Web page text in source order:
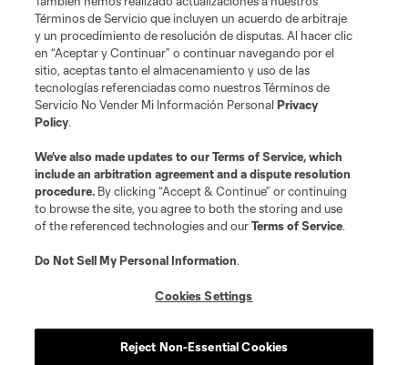
Terminos de servicio
Politica de privacidad
Do Not Sell or Share My Personal Information
Cookies Settings
©2026 MLS. The Major League Soccer and MLS name and shield are
registered trademarks of Major League Soccer, L.L.C. (“MLS”). The names
and logos of MLS teams are registered and/or common law trademarks of
MLS or are used with the permission of their owners. Any unauthorized use
is forbidden.
Términos de Servicio que incluyen un acuerdo de arbitraje
y un procedimiento de resolución de disputas. Al hacer clic
en “Aceptar y Continuar” o continuar navegando por el
sitio, aceptas tanto el almacenamiento y uso de las
tecnologías referenciadas como nuestros Términos de
Servicio No Vender Mi Información PersonalPrivacy
Policy.
We’ve also made updates to ourTerms of Service, which
include an arbitration agreement and a dispute resolution
procedure. By clicking “Accept & Continue” or continuing
to browse the site, you agree to both the storing and use
of the referenced technologies and ourTerms of Service.
Do Not Sell My Personal Information.
Cookies Settings
Reject Non-Essential Cookies